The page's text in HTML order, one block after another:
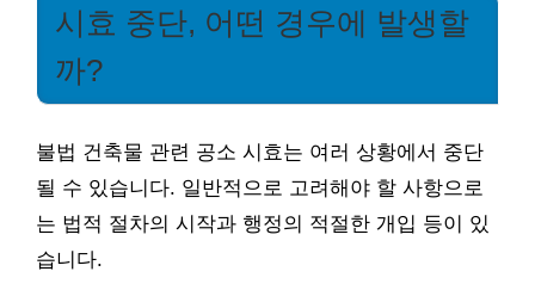
시효 중단, 어떤 경우에 발생할
까?
불법 건축물 관련 공소 시효는 여러 상황에서 중단
될 수 있습니다. 일반적으로 고려해야 할 사항으로
는 법적 절차의 시작과 행정의 적절한 개입 등이 있
습니다.